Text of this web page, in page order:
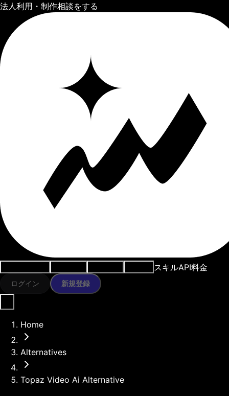
法人利用・制作相談をする
スキルAPI料金
ログイン 新規登録
Home
Alternatives
Topaz Video Ai Alternative